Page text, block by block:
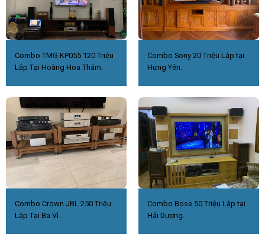
Combo TMG KP055 120 Triệu
Lắp Tại Hoàng Hoa Thám.
Combo Sony 20 Triệu Lắp tại
Hưng Yên.
Combo Crown JBL 250 Triệu
Lắp Tại Ba Vì.
Combo Bose 50 Triệu Lắp tại
Hải Dương.